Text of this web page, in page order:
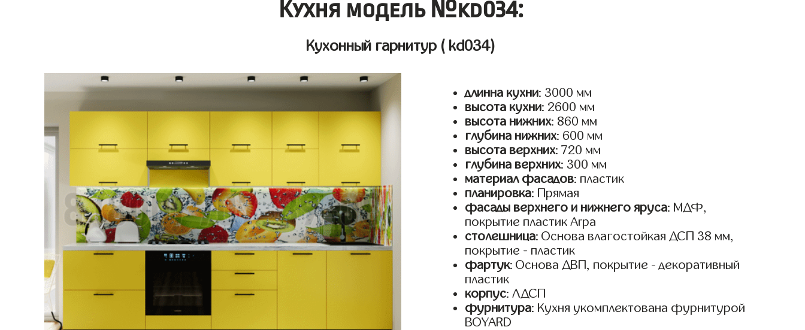
Кухня модель №kd034:
Кухонный гарнитур ( kd034)
длинна кухни: 3000 мм
высота кухни: 2600 мм
высота нижних: 860 мм
глубина нижних: 600 мм
высота верхних: 720 мм
глубина верхних: 300 мм
материал фасадов: пластик
планировка: Прямая
фасады верхнего и нижнего яруса: МДФ,
покрытие пластик Arpa
столешница: Основа влагостойкая ДСП 38 мм,
покрытие - пластик
фартук: Основа ДВП, покрытие - декоративный
пластик
корпус: ЛДСП
фурнитура: Кухня укомплектована фурнитурой
BOYARD